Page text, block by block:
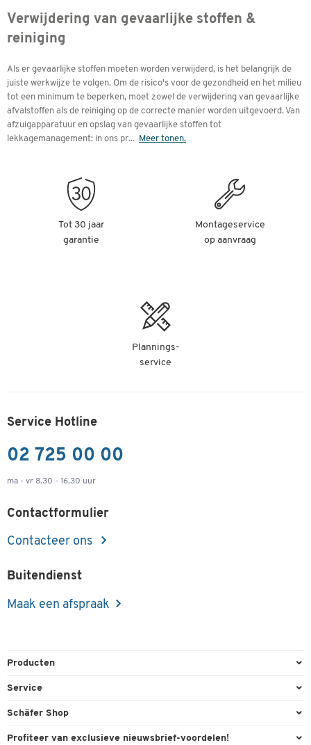
Verwijdering van gevaarlijke stoffen &
reiniging
Als er gevaarlijke stoffen moeten worden verwijderd, is het belangrijk de
juiste werkwijze te volgen. Om de risico's voor de gezondheid en het milieu
tot een minimum te beperken, moet zowel de verwijdering van gevaarlijke
afvalstoffen als de reiniging op de correcte manier worden uitgevoerd. Van
afzuigapparatuur en opslag van gevaarlijke stoffen tot
lekkagemanagement: in ons pr... Meer tonen.
Tot 30 jaar
garantie
Montageservice
op aanvraag
Plannings-
service
Service Hotline
02 725 00 00
ma - vr 8.30 - 16.30 uur
Contactformulier
Contacteer ons
Buitendienst
Maak een afspraak
Producten
Kantoorbenodigdheden
Service
Bestelling herroepen
Schäfer Shop
Algemene voorwaarden
Profiteer van exclusieve nieuwsbrief-voordelen!